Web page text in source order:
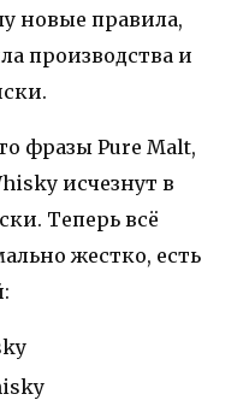
новые правила,
производства и
фразы Pure Malt,
исчезнут в
Теперь всё
жестко, есть